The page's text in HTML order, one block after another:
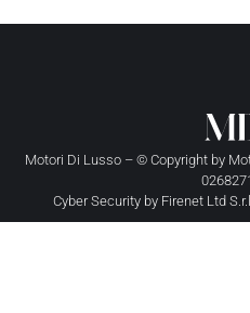
Motori Di Lusso – © Copyright by
Cyber Security by Firenet Ltd